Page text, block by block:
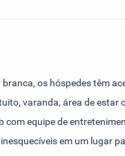
os hóspedes têm
varanda, área de estar
com equipe de
em um lugar